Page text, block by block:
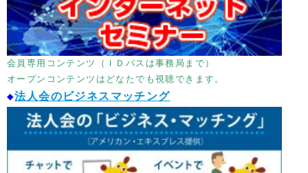
2024.11.18
本日より、「税に関する絵はがきコンクール」
展示しております。展示期間は２４日まで。応
会役員が出席し選考いたしました。選考結果の
・税を考える週間（11/11-11/17）の税金クイ
た。
会員専用コンテンツ（ＩＤパスは事務局まで）
オープンコンテンツはどなたでも視聴できます。
◆法人会のビジネスマッチング